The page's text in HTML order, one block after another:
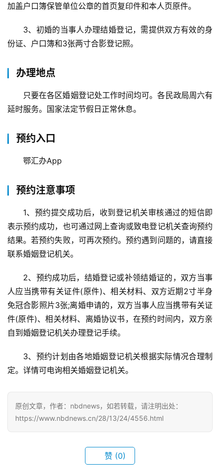
首
页
武
事
旅
加盖户口簿保管单位公章的首页复印件和本人页原件。
3、初婚的当事人办理结婚登记，需提供双方有效的身
份证、户口簿和3张两寸合影登记照。
办理地点
只要在各区婚姻登记处工作时间均可。各民政局周六有
延时服务。国家法定节假日正常休息。
预约入口
鄂汇办App
预约注意事项
1、预约提交成功后，收到登记机关审核通过的短信即
表示预约成功，也可通过网上查询或致电登记机关查询预约
结果。若预约失败，可再次预约。预约遇到问题的，请直接
联系婚姻登记机关。
2、预约成功后，结婚登记或补领结婚证的，双方当事
人应当携带有关证件(原件)、相关材料、双方近期2寸半身
免冠合影照片3张;离婚申请的，双方当事人应当携带有关证
件(原件)、相关材料、离婚协议书，在预约时间内，双方亲
自到婚姻登记机关办理登记手续。
3、预约计划由各地婚姻登记机关根据实际情况合理制
定。详情可电询相关婚姻登记机关。
原创文章，作者：nbdnews，如若转载，请注明出处：
https://www.nbdnews.cn/28/13/24/4556.html
赞 (0)